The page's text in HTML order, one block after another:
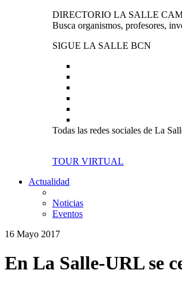
DIRECTORIO LA SALLE
Busca organismos, profesores,
SIGUE LA SALLE BCN
Todas las redes sociales de La
TOUR VIRTUAL
Actualidad
Noticias
Eventos
16 Mayo 2017
En La Salle-URL se